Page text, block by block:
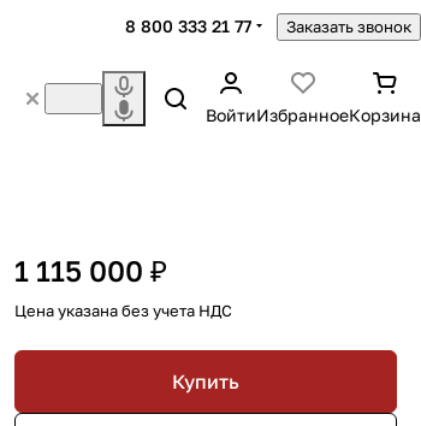
8 800 333 21 77 Заказать звонок
ВойтиИзбранноеКорзина
1 115 000 ₽
Цена указана без учета НДС
Купить